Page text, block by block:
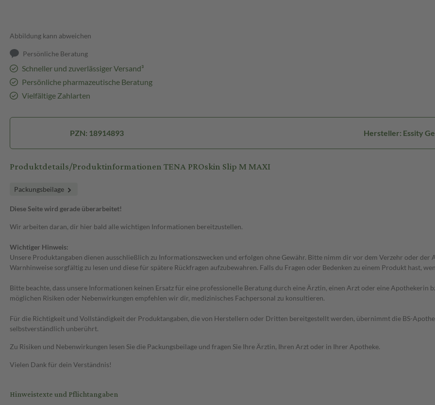
Abbildung kann abweichen
Persönliche Beratung
Schneller und zuverlässiger Versand³
Persönliche pharmazeutische Beratung
Vielfältige Zahlarten
PZN: 18914893 Hersteller: Essity
Produktdetails/Produktinformationen TENA PROskin Slip M MAXI
Packungsbeilage
Diese Seite wird gerade überarbeitet!
Wir arbeiten daran, dir hier bald alle wichtigen Informationen bereitzustellen.
Wichtiger Hinweis:
Unsere Produktangaben dienen ausschließlich zu Informationszwecken und erfolgen ohne Gewähr. Bitte nimm dir vor dem Verzehr oder
Warnhinweise sorgfältig zu lesen und diese für spätere Rückfragen aufzubewahren. Falls du Fragen oder Bedenken zu einem Produkt hast,
Bitte beachte, dass unsere Informationen keinen Ersatz für eine professionelle Beratung durch eine Ärztin, einen Arzt oder eine Apothekerin
möglichen Risiken oder Nebenwirkungen empfehlen wir dir, medizinisches Fachpersonal zu konsultieren.
Für die Richtigkeit und Vollständigkeit der Produktangaben, die von Herstellern oder Dritten bereitgestellt werden, übernimmt die BS-
selbstverständlich unberührt.
Zu Risiken und Nebenwirkungen lesen Sie die Packungsbeilage und fragen Sie Ihre Ärztin, Ihren Arzt oder in Ihrer Apotheke.
Vielen Dank für dein Verständnis!
Hinweistexte und Pflichtangaben